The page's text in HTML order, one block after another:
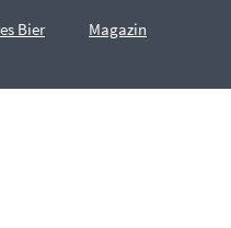
Bier Magazin